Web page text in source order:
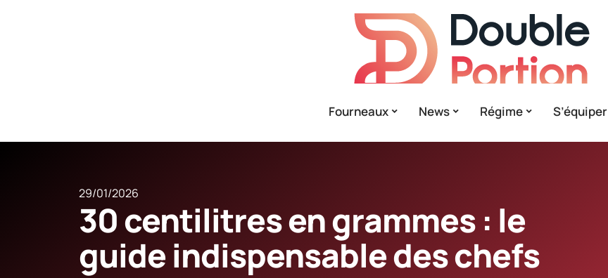
Fourneaux News Régime S’équiper
29/01/2026
30 centilitres en grammes : le
guide indispensable des chefs